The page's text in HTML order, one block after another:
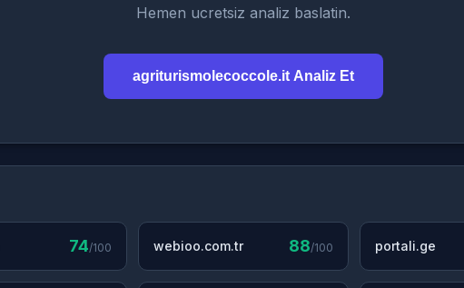
Hemen ucretsiz analiz baslatin.
agriturismolecoccole.it Analiz Et
74/100 webioo.com.tr 88/100 portali.ge